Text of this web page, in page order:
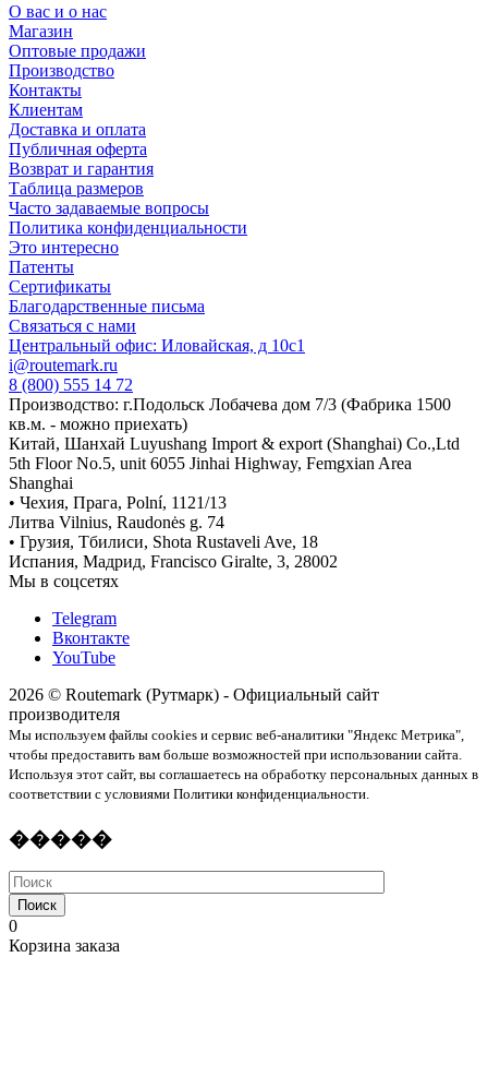
О вас и о нас
Магазин
Оптовые продажи
Производство
Контакты
Клиентам
Доставка и оплата
Публичная оферта
Возврат и гарантия
Таблица размеров
Часто задаваемые вопросы
Политика конфиденциальности
Это интересно
Патенты
Сертификаты
Благодарственные письма
Связаться с нами
Центральный офис: Иловайская, д 10с1
i@routemark.ru
8 (800) 555 14 72
Производство: г.Подольск Лобачева дом 7/3 (Фабрика 1500
кв.м. - можно приехать)
Китай, Шанхай Luyushang Import & export (Shanghai) Co.,Ltd
5th Floor No.5, unit 6055 Jinhai Highway, Femgxian Area
Shanghai
• Чехия, Прага, Polní, 1121/13
Литва Vilnius, Raudonės g. 74
• Грузия, Тбилиси, Shota Rustaveli Ave, 18
Испания, Мадрид, Francisco Giralte, 3, 28002
Мы в соцсетях
Telegram
Вконтакте
YouTube
2026 © Routemark (Рутмарк) - Официальный сайт
производителя
Мы используем файлы cookies и сервис веб-аналитики "Яндекс Метрика",
чтобы предоставить вам больше возможностей при использовании сайта.
Используя этот сайт, вы соглашаетесь на обработку персональных данных в
соответствии с условиями Политики конфиденциальности.
�����
Поиск
0
Корзина заказа